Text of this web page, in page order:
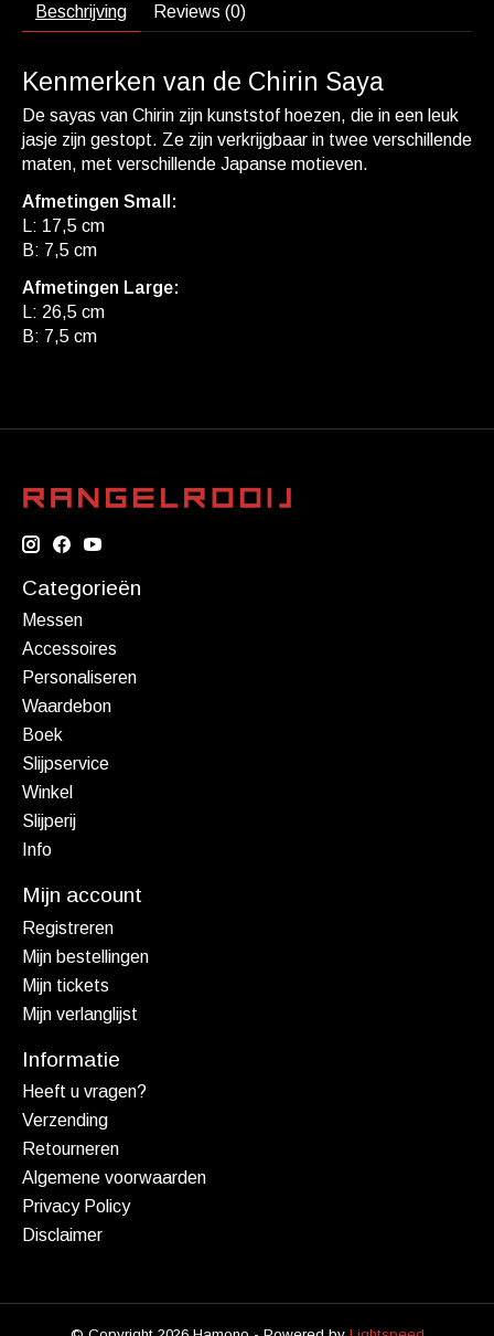
Beschrijving Reviews (0)
Kenmerken van de Chirin Saya
De sayas van Chirin zijn kunststof hoezen, die in een leuk
jasje zijn gestopt. Ze zijn verkrijgbaar in twee verschillende
maten, met verschillende Japanse motieven.
Afmetingen Small:
L: 17,5 cm
B: 7,5 cm
Afmetingen Large:
L: 26,5 cm
B: 7,5 cm
Categorieën
Messen
Accessoires
Personaliseren
Waardebon
Boek
Slijpservice
Winkel
Slijperij
Info
Mijn account
Registreren
Mijn bestellingen
Mijn tickets
Mijn verlanglijst
Informatie
Heeft u vragen?
Verzending
Retourneren
Algemene voorwaarden
Privacy Policy
Disclaimer